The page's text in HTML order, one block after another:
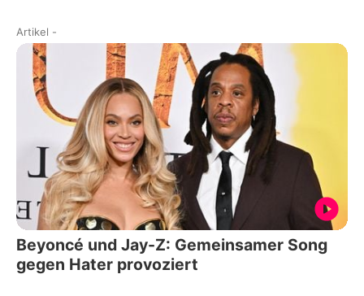
Artikel -
Beyoncé und Jay-Z: Gemeinsamer Song
gegen Hater provoziert